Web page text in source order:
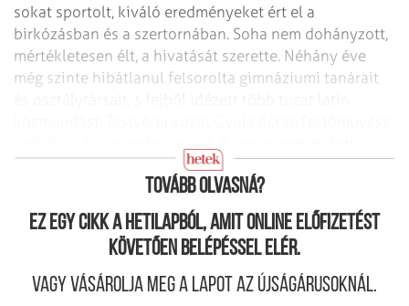
sokat sportolt, kiváló eredményeket ért el a
birkózásban és a szertornában. Soha nem dohányzott,
mértékletesen élt, a hivatását szerette. Néhány éve
még szinte hibátlanul felsorolta gimnáziumi tanárait
továbbtanulni, de mégis elégedett ember maradt.
Tovább olvasná?
Ez egy cikk a hetilapból, amit online előfizetést
követően belépéssel elér.
Vagy vásárolja meg a lapot az újságárusoknál.